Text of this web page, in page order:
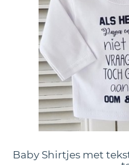
Baby Shirtjes met